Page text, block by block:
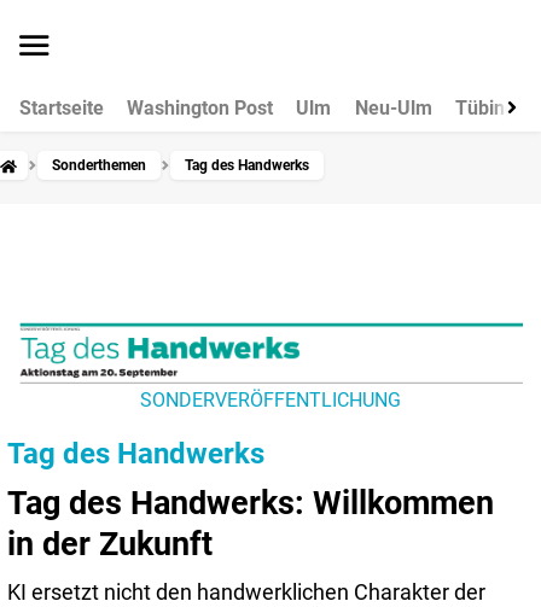
Startseite Washington Post Ulm Neu-Ulm Tübingen
Sonderthemen Tag des Handwerks
SONDERVERÖFFENTLICHUNG
Tag des Handwerks
Tag des Handwerks: Willkommen
in der Zukunft
KI ersetzt nicht den handwerklichen Charakter der